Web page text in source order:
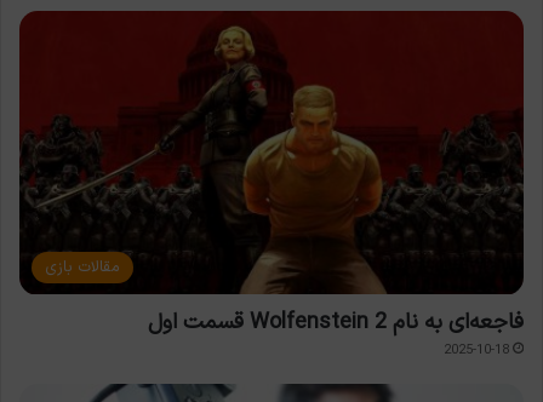
مقالات بازی
فاجعه‌ای به نام Wolfenstein 2 قسمت اول
2025-10-18